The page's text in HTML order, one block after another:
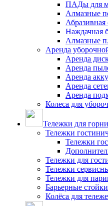
ПАДы для
Алмазные
Абразивная
Наждачная
Алмазные
Аренда
Аренда
Аренда
Аренда
Аренда
Аренда
Колеса для
Тележки для
Тележки
Тележки
Тележки для
Тележки
Тележки для
Барьерные
Колёса для